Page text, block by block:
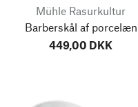
Mühle Rasurkultur
Barberskål af porcelæn
449,00 DKK